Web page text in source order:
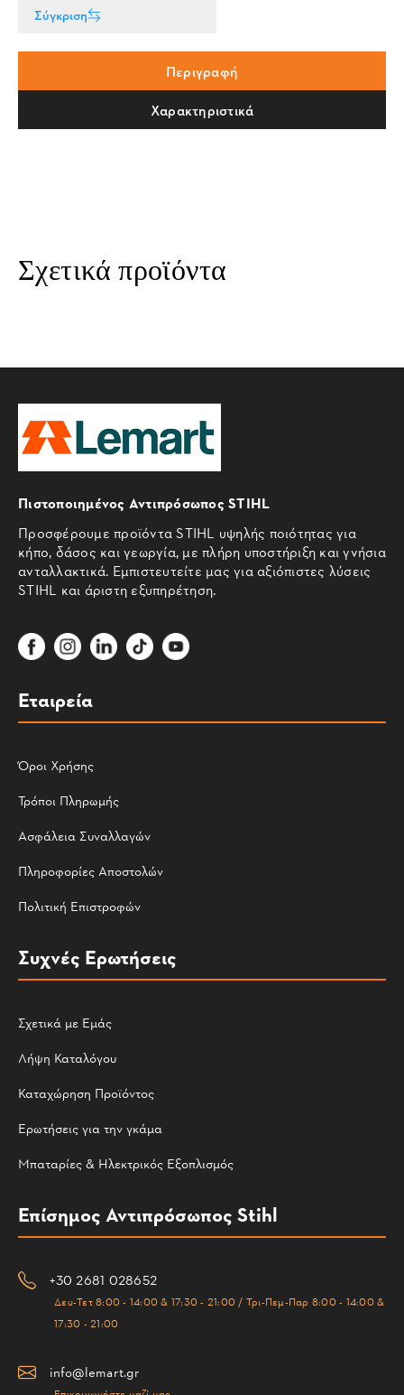
Σύγκριση
Περιγραφή
Χαρακτηριστικά
Σχετικά προϊόντα
Πιστοποιημένος Αντιπρόσωπος STIHL
Προσφέρουμε προϊόντα STIHL υψηλής ποιότητας για
κήπο, δάσος και γεωργία, με πλήρη υποστήριξη και γνήσια
ανταλλακτικά. Εμπιστευτείτε μας για αξιόπιστες λύσεις
STIHL και άριστη εξυπηρέτηση.
Εταιρεία
Όροι Χρήσης
Τρόποι Πληρωμής
Ασφάλεια Συναλλαγών
Πληροφορίες Αποστολών
Πολιτική Επιστροφών
Συχνές Ερωτήσεις
Σχετικά με Εμάς
Λήψη Καταλόγου
Καταχώρηση Προϊόντος
Ερωτήσεις για την γκάμα
Μπαταρίες & Ηλεκτρικός Εξοπλισμός
Επίσημος Αντιπρόσωπος Stihl
+30 2681 028652
Δευ-Τετ 8:00 - 14:00 & 17:30 - 21:00 / Τρι-Πεμ-Παρ 8:00 - 14:00 &
17:30 - 21:00
info@lemart.gr